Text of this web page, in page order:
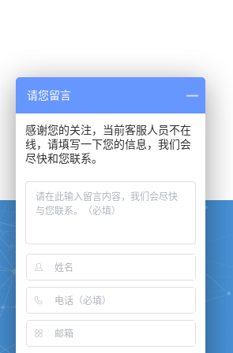
请您留言
感谢您的关注，当前客服人员不在
线，请填写一下您的信息，我们会
尽快和您联系。